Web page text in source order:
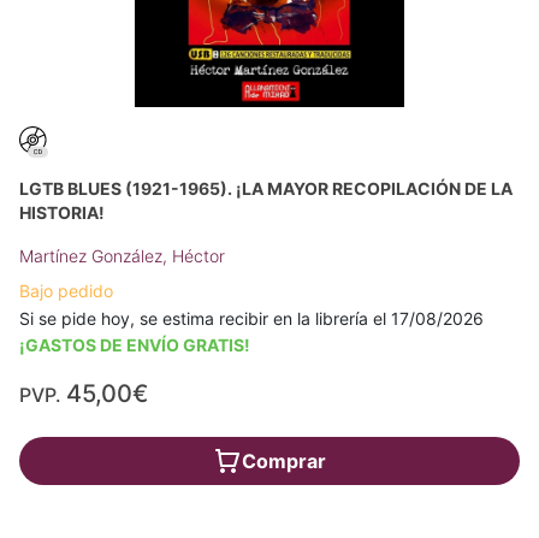
LGTB BLUES (1921-1965). ¡LA MAYOR RECOPILACIÓN DE LA
HISTORIA!
Martínez González, Héctor
Bajo pedido
Si se pide hoy, se estima recibir en la librería el 17/08/2026
¡GASTOS DE ENVÍO GRATIS!
PVP. 45,00€
Comprar